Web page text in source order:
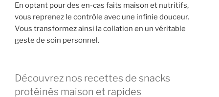
En optant pour des en-cas faits maison et nutritifs,
vous reprenez le contrôle avec une infinie douceur.
Vous transformez ainsi la collation en un véritable
geste de soin personnel.
Découvrez nos recettes de snacks
protéinés maison et rapides